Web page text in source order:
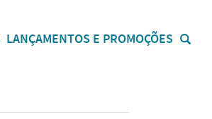
LANÇAMENTOS E PROMOÇÕES